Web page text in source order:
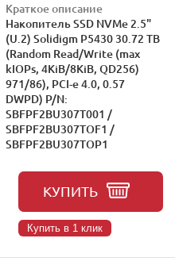
Краткое описание
Накопитель SSD NVMe 2.5"
(U.2) Solidigm P5430 30.72 TB
(Random Read/Write (max
kIOPs, 4KiB/8KiB, QD256)
971/86), PCI-e 4.0, 0.57
DWPD) P/N:
SBFPF2BU307T001 /
SBFPF2BU307TOF1 /
SBFPF2BU307TOP1
КУПИТЬ
Купить в 1 клик